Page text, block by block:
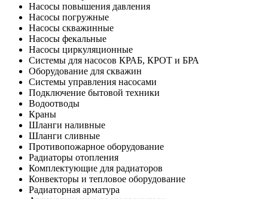
Насосы повышения давления
Насосы погружные
Насосы скважинные
Насосы фекальные
Насосы циркуляционные
Системы для насосов КРАБ, КРОТ и БРА
Оборудование для скважин
Системы управления насосами
Подключение бытовой техники
Водоотводы
Краны
Шланги наливные
Шланги сливные
Противопожарное оборудование
Радиаторы отопления
Комплектующие для радиаторов
Конвекторы и тепловое оборудование
Радиаторная арматура